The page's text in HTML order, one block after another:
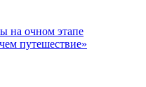
на очном этапе
путешествие»